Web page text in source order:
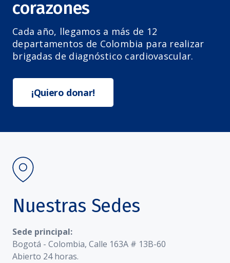
corazones
Cada año, llegamos a más de 12
departamentos de Colombia para realizar
brigadas de diagnóstico cardiovascular.
¡Quiero donar!
Nuestras Sedes
Sede principal:
Bogotá - Colombia, Calle 163A # 13B-60
Abierto 24 horas.